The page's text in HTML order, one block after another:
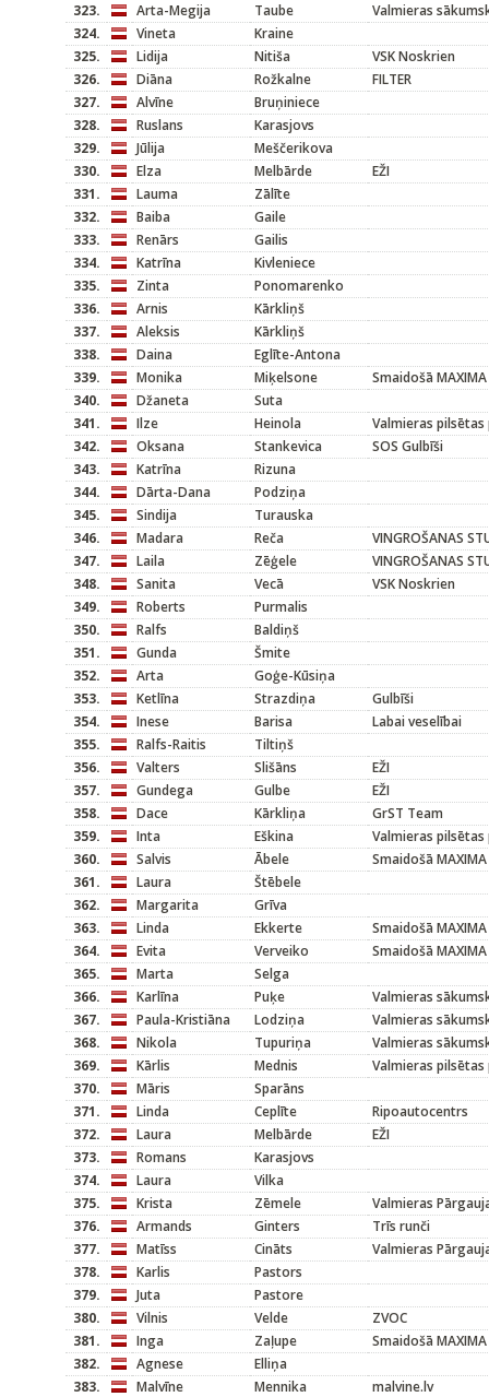
323. Arta-Megija Taube
Valmieras
324.
Vineta
Kraine
325.
Lidija Nitiša
VSK Noskrien
326.
Diāna Rožkalne
FILTER
327.
Alvīne
Bruņiniece
328.
Ruslans
Karasjovs
329.
Jūlija
Meščerikova
330.
Elza Melbārde
EŽI
331.
Lauma
Zālīte
332.
Baiba
Gaile
333.
Renārs
Gailis
334.
Katrīna
Kivleniece
335.
Zinta
Ponomarenko
336.
Arnis
Kārkliņš
337.
Aleksis
Kārkliņš
338.
Daina
Eglīte-Antona
339.
Monika Miķelsone
Smaidošā
340.
Džaneta
Suta
341.
Ilze Heinola
Valmieras pilsētas
342.
Oksana Stankevica
SOS Gulbīši
343.
Katrīna
Rizuna
344.
Dārta-Dana
Podziņa
345.
Sindija
Turauska
346.
Madara Reča
VINGROŠANAS
347.
Laila Zēģele
VINGROŠANAS
348.
Sanita Vecā
VSK Noskrien
349.
Roberts
Purmalis
350.
Ralfs
Baldiņš
351.
Gunda
Šmite
352.
Arta
Goģe-Kūsiņa
353.
Ketlīna Strazdiņa
Gulbīši
354.
Inese Barisa
Labai veselībai
355.
Ralfs-Raitis
Tiltiņš
356.
Valters Slišāns
EŽI
357.
Gundega Gulbe
EŽI
358.
Dace Kārkliņa
GrST Team
359.
Inta Eškina
Valmieras pilsētas
360.
Salvis Ābele
Smaidošā
361.
Laura
Štēbele
362.
Margarita
Grīva
363.
Linda Ekkerte
Smaidošā
364.
Evita Verveiko
Smaidošā
365.
Marta
Selga
366.
Karlīna Puķe
Valmieras
367.
Paula-Kristiāna Lodziņa
Valmieras
368.
Nikola Tupuriņa
Valmieras
369.
Kārlis Mednis
Valmieras pilsētas
370.
Māris
Sparāns
371.
Linda Ceplīte
Ripoautocentrs
372.
Laura Melbārde
EŽI
373.
Romans
Karasjovs
374.
Laura
Vilka
375.
Krista Zēmele
Valmieras
376.
Armands Ginters
Trīs runči
377.
Matīss Cināts
Valmieras
378.
Karlis
Pastors
379.
Juta
Pastore
380.
Vilnis Velde
ZVOC
381.
Inga Zaļupe
Smaidošā
382.
Agnese
Elliņa
383.
Malvīne Mennika
malvine.lv